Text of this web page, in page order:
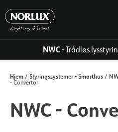
rett
innholdet
NWC- Trådløs
Hjem / Styringssystemer - Smarthus /
- Convertor
NWC -